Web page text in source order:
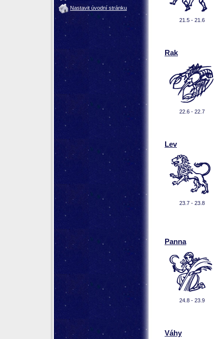
21.5 - 21.6
Rak
22.6 - 22.7
Lev
23.7 - 23.8
Panna
24.8 - 23.9
Váhy
Nastavit úvodní stránku